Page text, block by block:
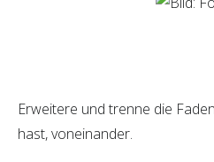
Erweitere und trenne die
hast, voneinander.